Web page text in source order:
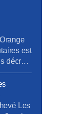
est
décrets
La
à unLes